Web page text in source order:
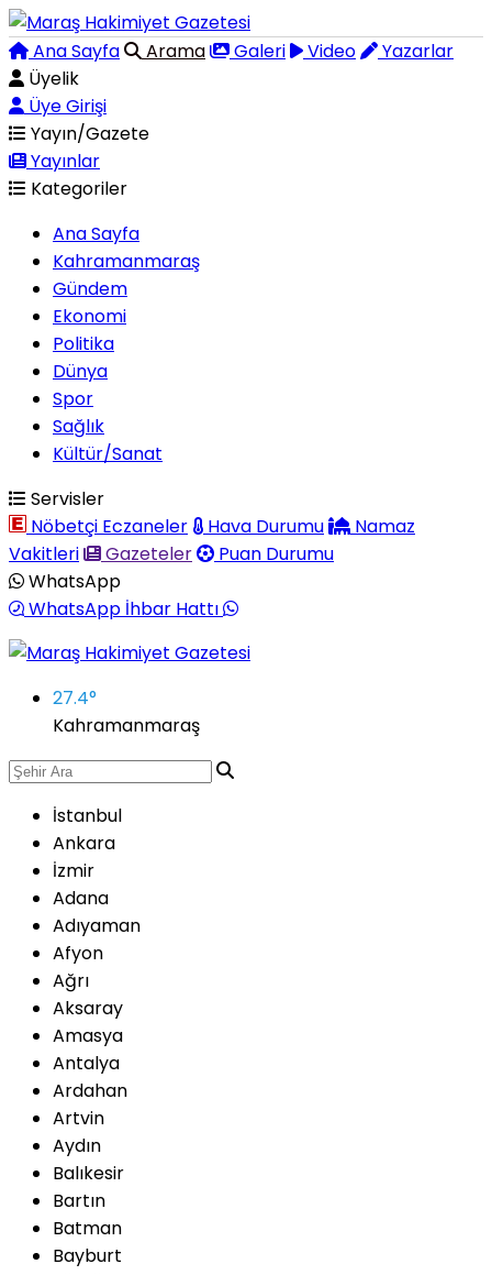
Ana Sayfa Arama Galeri Video
Yazarlar
Üyelik
Üye Girişi
Yayın/Gazete
Yayınlar
Kategoriler
Ana Sayfa
Kahramanmaraş
Gündem
Ekonomi
Politika
Dünya
Spor
Sağlık
Kültür/Sanat
Servisler
Nöbetçi Eczaneler
Hava Durumu
Namaz
Vakitleri
Gazeteler
Puan Durumu
WhatsApp
WhatsApp İhbar Hattı
27.4°
Kahramanmaraş
İstanbul
Ankara
İzmir
Adana
Adıyaman
Afyon
Ağrı
Aksaray
Amasya
Antalya
Ardahan
Artvin
Aydın
Balıkesir
Bartın
Batman
Bayburt